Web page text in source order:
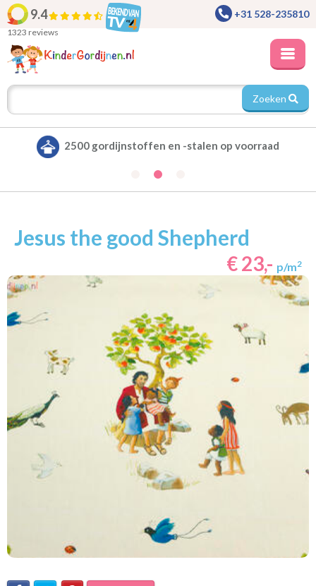
9.4
1323 reviews
+31 528-235810
Zoeken
Alle gordijnen verduisterend leverbaar
Jesus the good Shepherd
€ 23,- p/m2